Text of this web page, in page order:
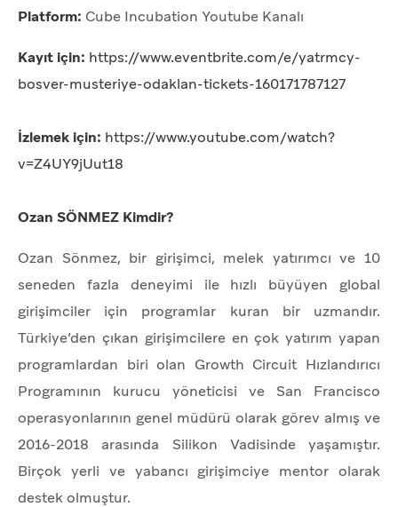
Platform: Cube Incubation Youtube Kanalı
Kayıt için: https://www.eventbrite.com/e/yatrmcy-
bosver-musteriye-odaklan-tickets-160171787127
İzlemek için: https://www.youtube.com/watch?
v=Z4UY9jUut18
Ozan SÖNMEZ Kimdir?
Ozan Sönmez, bir girişimci, melek yatırımcı ve 10
seneden fazla deneyimi ile hızlı büyüyen global
girişimciler için programlar kuran bir uzmandır.
Türkiye’den çıkan girişimcilere en çok yatırım yapan
programlardan biri olan Growth Circuit Hızlandırıcı
Programının kurucu yöneticisi ve San Francisco
operasyonlarının genel müdürü olarak görev almış ve
2016-2018 arasında Silikon Vadisinde yaşamıştır.
Birçok yerli ve yabancı girişimciye mentor olarak
destek olmuştur.